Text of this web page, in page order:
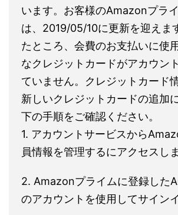
います。お客様のAmazonプラ
は、2019/05/10に更新を迎えま
たところ、会費のお支払いに使
なクレジットカードがアカウン
ていません。クレジットカード
新しいクレジットカードの追加
下の手順をご確認ください。
1. アカウントサービスから
員情報を管理するにアクセスしま
2. Amazonプライムに登録した
のアカウントを使用してサイン